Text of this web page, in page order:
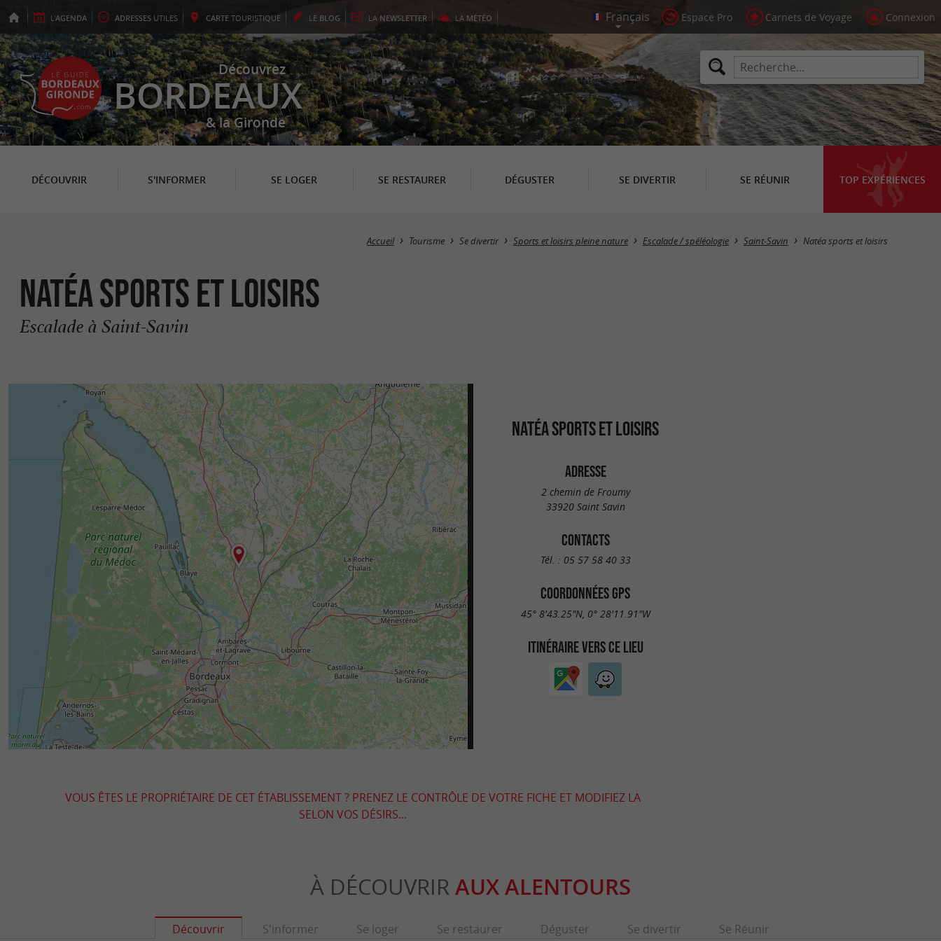
L'AGENDA ADRESSES UTILES CARTE TOURISTIQUE LE BLOG LA NEWSLETTER LA MÉTÉO Espace Pro Carnets de Voyage Connexion
Découvrez
BORDEAUX
& la Gironde
DÉCOUVRIR S'INFORMER SE LOGER SE RESTAURER DÉGUSTER SE DIVERTIR SE RÉUNIR TOP EXPÉRIENCES
Accueil Tourisme Se divertir Sports et loisirs pleine nature Escalade / spéléologie Saint-Savin Natéa sports et loisirs
Natéa sports et loisirs
Escalade à Saint-Savin
NATÉA SPORTS ET LOISIRS
ADRESSE
2 chemin de Froumy
33920 Saint Savin
CONTACTS
Tél. : 05 57 58 40 33
COORDONNÉES GPS
45° 8'43.25"N, 0° 28'11.91"W
ITINÉRAIRE VERS CE LIEU
VOUS ÊTES LE PROPRIÉTAIRE DE CET ÉTABLISSEMENT ? PRENEZ LE CONTRÔLE DE VOTRE FICHE ET MODIFIEZ LA
SELON VOS DÉSIRS...
À DÉCOUVRIR AUX ALENTOURS
Découvrir S'informer Se loger Se restaurer Déguster Se divertir Se Réunir